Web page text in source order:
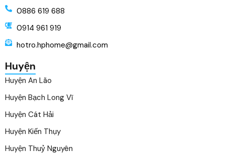
0886 619 688
0914 961 919
hotro.hphome@gmail.com
Huyện
Huyện An Lão
Huyện Bạch Long Vĩ
Huyện Cát Hải
Huyện Kiến Thụy
Huyện Thuỷ Nguyên